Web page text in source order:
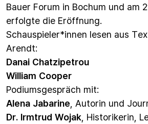
Bauer Forum in Bochum und am
erfolgte die Eröffnung.
Schauspieler*innen lesen aus
Arendt:
Danai Chatzipetrou
William Cooper
Podiumsgespräch mit:
Alena Jabarine, Autorin und
Dr. Irmtrud Wojak, Historikerin,